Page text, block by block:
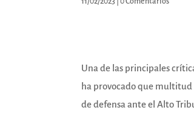
Una de las principales
ha provocado que
de defensa ante el Alto